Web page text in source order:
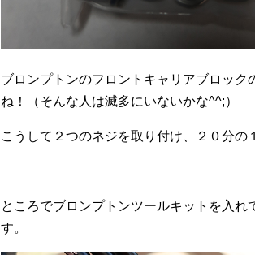
ブロンプトンのフロントキャリアブロッ
ね！（そんな人は滅多にいないかな^^;）
こうして２つのネジを取り付け、２０分
ところでブロンプトンツールキットを入
す。